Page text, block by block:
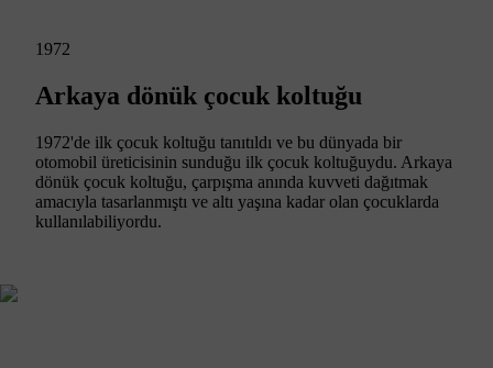
1972
Arkaya dönük çocuk koltuğu
1972'de ilk çocuk koltuğu tanıtıldı ve bu dünyada bir
otomobil üreticisinin sunduğu ilk çocuk koltuğuydu. Arkaya
dönük çocuk koltuğu, çarpışma anında kuvveti dağıtmak
amacıyla tasarlanmıştı ve altı yaşına kadar olan çocuklarda
kullanılabiliyordu.